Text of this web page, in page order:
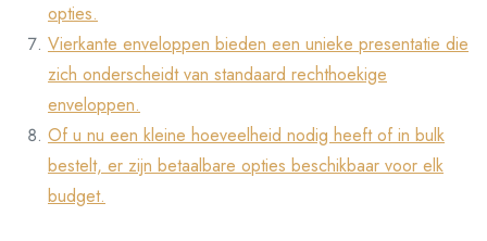
opties.
Vierkante enveloppen bieden een unieke presentatie die
zich onderscheidt van standaard rechthoekige
enveloppen.
Of u nu een kleine hoeveelheid nodig heeft of in bulk
bestelt, er zijn betaalbare opties beschikbaar voor elk
budget.